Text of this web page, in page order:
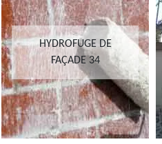
HYDROFUGE DE
FAÇADE 34